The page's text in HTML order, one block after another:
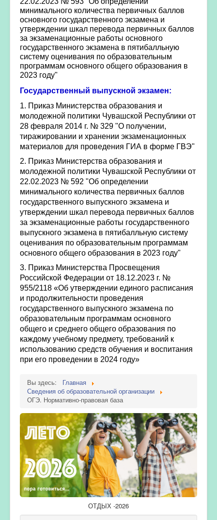
минимального количества первичных баллов
основного государственного экзамена и
утверждении шкал перевода первичных баллов
за экзаменационные работы основного
государственного экзамена в пятибалльную
систему оценивания по образовательным
программам основного общего образования в
2023 году"
Государственный выпускной экзамен:
1. Приказ Министерства образования и
молодежной политики Чувашской Республики от
28 февраля 2014 г. № 329 "О получении,
тиражировании и хранении экзаменационных
материалов для проведения ГИА в форме ГВЭ"
2. Приказ Министерства образования и
молодежной политики Чувашской Республики от
22.02.2023 № 592 "Об определении
минимального количества первичных баллов
государственного выпускного экзамена и
утверждении шкал перевода первичных баллов
за экзаменационные работы государственного
выпускного экзамена в пятибалльную систему
оценивания по образовательным программам
основного общего образования в 2023 году"
3. Приказ Министерства Просвещения
Российской Федерации от 18.12.2023 г. №
955/2118 «Об утверждении единого расписания
и продолжительности проведения
государственного выпускного экзамена по
образовательным программам основного
общего и среднего общего образования по
каждому учебному предмету, требований к
использованию средств обучения и воспитания
при его проведении в 2024 году»
Вы здесь:
Главная
Сведения об образовательной организации
ОГЭ. Нормативно-правовая база
ОТДЫХ -2026